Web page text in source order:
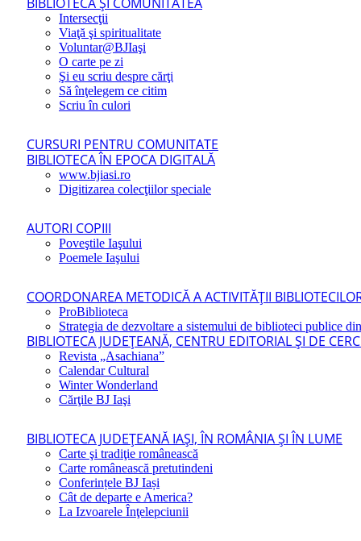
Intersecţii
Viaţă şi spiritualitate
Voluntar@BJIaşi
O carte pe zi
Şi eu scriu despre cărţi
Să înţelegem ce citim
Scriu în culori
CURSURI PENTRU COMUNITATE
BIBLIOTECA ÎN EPOCA DIGITALĂ
www.bjiasi.ro
Digitizarea colecţiilor speciale
AUTORI COPIII
Poveştile Iaşului
Poemele Iaşului
COORDONAREA METODICĂ A ACTIVITĂŢII
ProBiblioteca
Strategia de dezvoltare a sistemului de biblioteci publice
BIBLIOTECA JUDEŢEANĂ, CENTRU EDITORIAL ŞI DE
Revista „Asachiana”
Calendar Cultural
Winter Wonderland
Cărţile BJ Iaşi
BIBLIOTECA JUDEŢEANĂ IAŞI, ÎN ROMÂNIA ŞI ÎN LUME
Carte şi tradiţie românească
Carte românească pretutindeni
Conferințele BJ Iași
Cât de departe e America?
La Izvoarele Înţelepciunii